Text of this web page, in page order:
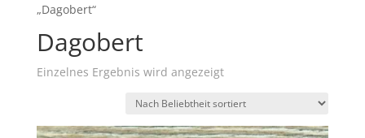
„Dagobert“
Dagobert
Einzelnes Ergebnis wird angezeigt